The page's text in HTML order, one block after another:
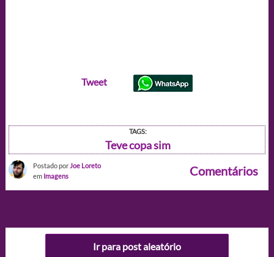
Tweet
TAGS:
Teve copa sim
Postado por Joe Loreto
em Imagens Comentários
Ir para post aleatório